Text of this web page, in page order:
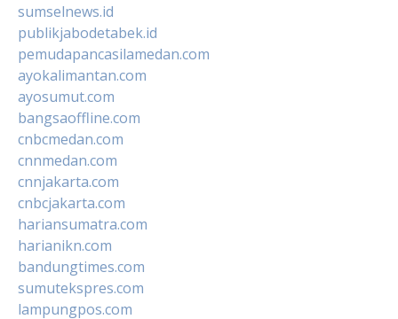
sumselnews.id
publikjabodetabek.id
pemudapancasilamedan.com
ayokalimantan.com
ayosumut.com
bangsaoffline.com
cnbcmedan.com
cnnmedan.com
cnnjakarta.com
cnbcjakarta.com
hariansumatra.com
harianikn.com
bandungtimes.com
sumutekspres.com
lampungpos.com